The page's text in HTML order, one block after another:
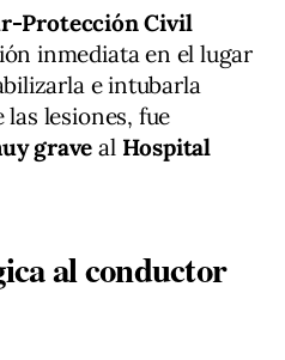
Protección Civil
inmediata en el lugar
e intubarla
las lesiones, fue
grave al Hospital
al conductor